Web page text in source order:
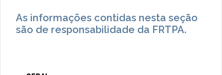
As informações contidas nesta seção
são de responsabilidade da FRTPA.